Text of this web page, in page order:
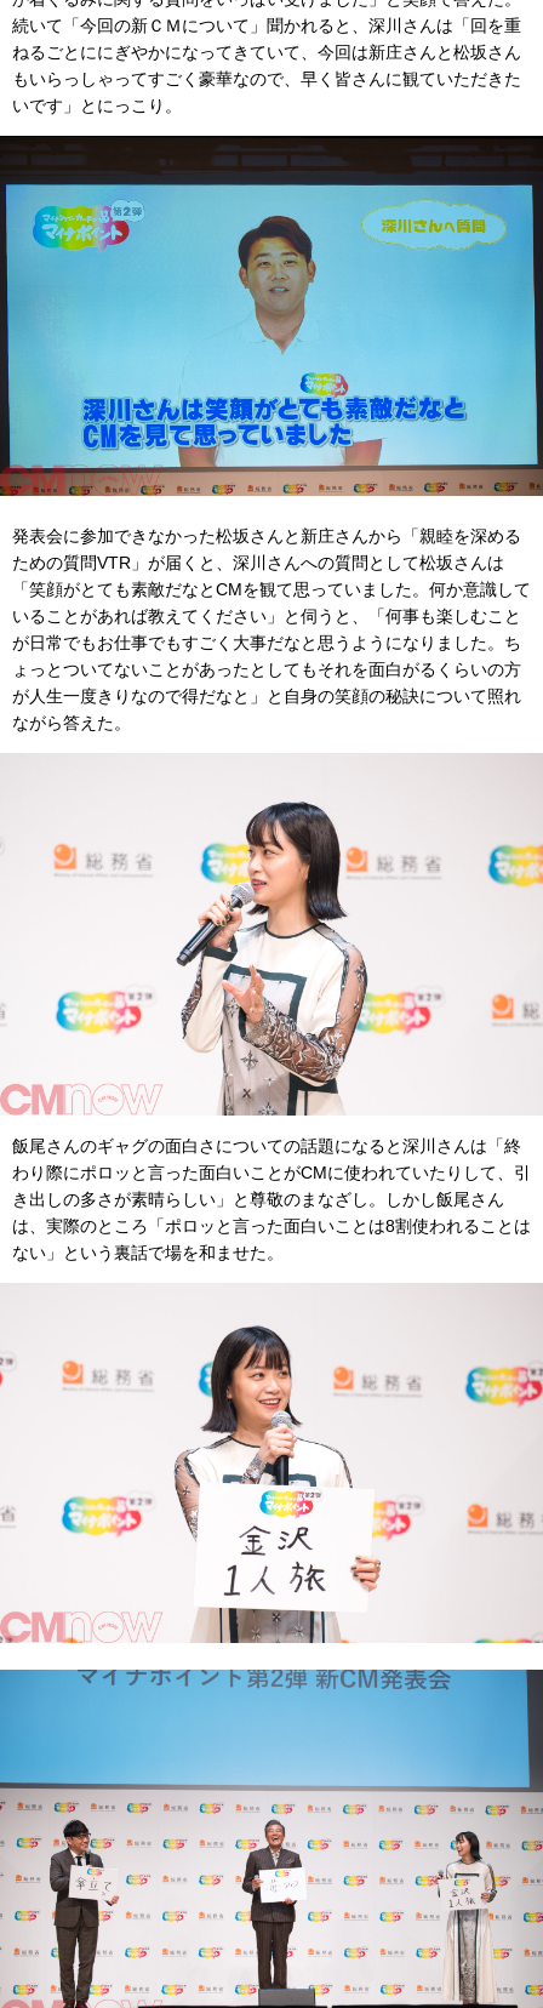
続いて「今回の新ＣＭについて」聞かれると、深川さんは「回を重
ねるごとににぎやかになってきていて、今回は新庄さんと松坂さん
もいらっしゃってすごく豪華なので、早く皆さんに観ていただきた
いです」とにっこり。
発表会に参加できなかった松坂さんと新庄さんから「親睦を深める
ための質問VTR」が届くと、深川さんへの質問として松坂さんは
「笑顔がとても素敵だなとCMを観て思っていました。何か意識して
いることがあれば教えてください」と伺うと、「何事も楽しむこと
が日常でもお仕事でもすごく大事だなと思うようになりました。ち
ょっとついてないことがあったとしてもそれを面白がるくらいの方
が人生一度きりなので得だなと」と自身の笑顔の秘訣について照れ
ながら答えた。
飯尾さんのギャグの面白さについての話題になると深川さんは「終
わり際にポロッと言った面白いことがCMに使われていたりして、引
き出しの多さが素晴らしい」と尊敬のまなざし。しかし飯尾さん
は、実際のところ「ポロッと言った面白いことは8割使われることは
ない」という裏話で場を和ませた。